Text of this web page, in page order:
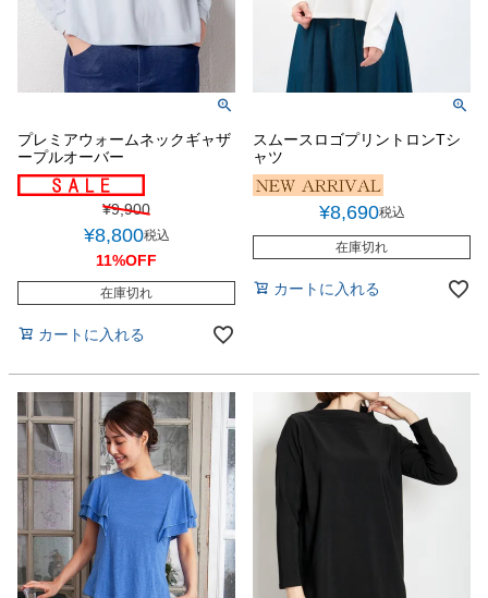
プレミアウォームネックギャザ
ープルオーバー
¥9,900
¥8,800税込
11%OFF
在庫切れ
カートに入れる
スムースロゴプリントロンTシ
ャツ
¥8,690税込
在庫切れ
カートに入れる